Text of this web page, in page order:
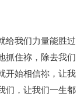
给我们力量能胜过
抓住祢，除去我们
开始相信祢，让我
们，让我们一生都